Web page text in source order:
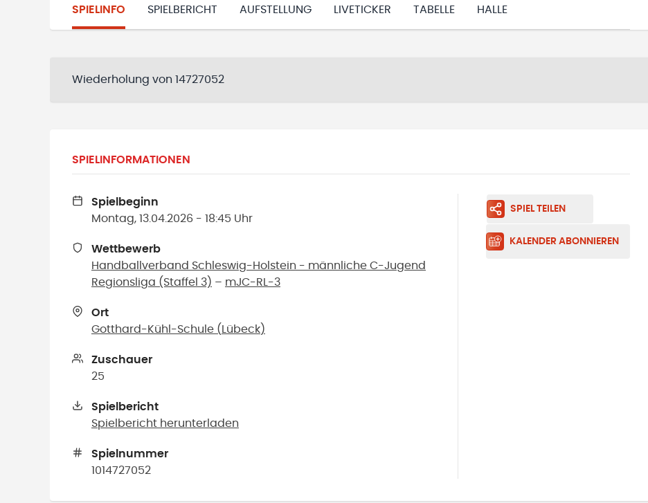
SPIELINFO SPIELBERICHT AUFSTELLUNG LIVETICKER TABELLE HALLE
Wiederholung von 14727052
SPIELINFORMATIONEN
Spielbeginn
Montag, 13.04.2026 - 18:45 Uhr
Wettbewerb
Handballverband Schleswig-Holstein - männliche C-Jugend
Regionsliga (Staffel 3) – mJC-RL-3
Ort
Gotthard-Kühl-Schule ( Lübeck)
Zuschauer
25
Spielbericht
Spielbericht herunterladen
Spielnummer
1014727052
SPIEL TEILEN
KALENDER ABONNIEREN